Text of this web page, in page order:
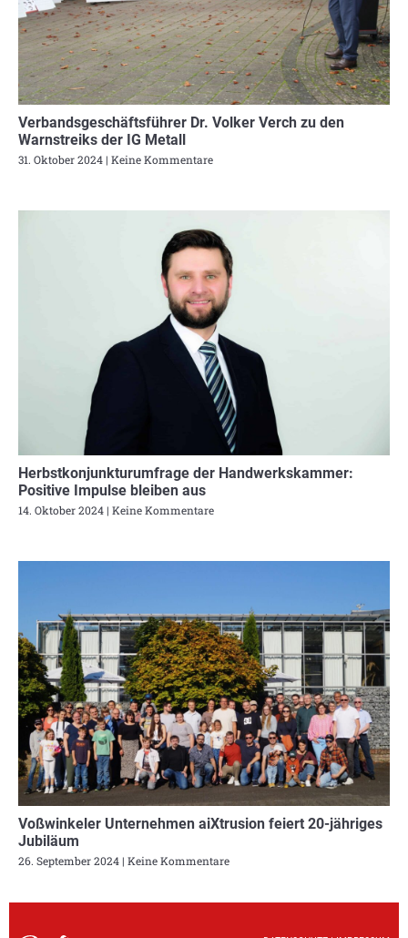
Verbandsgeschäftsführer Dr. Volker Verch zu den
Warnstreiks der IG Metall
31. Oktober 2024 Keine Kommentare
Herbstkonjunkturumfrage der Handwerkskammer:
Positive Impulse bleiben aus
14. Oktober 2024 Keine Kommentare
Voßwinkeler Unternehmen aiXtrusion feiert 20-jähriges
Jubiläum
26. September 2024 Keine Kommentare